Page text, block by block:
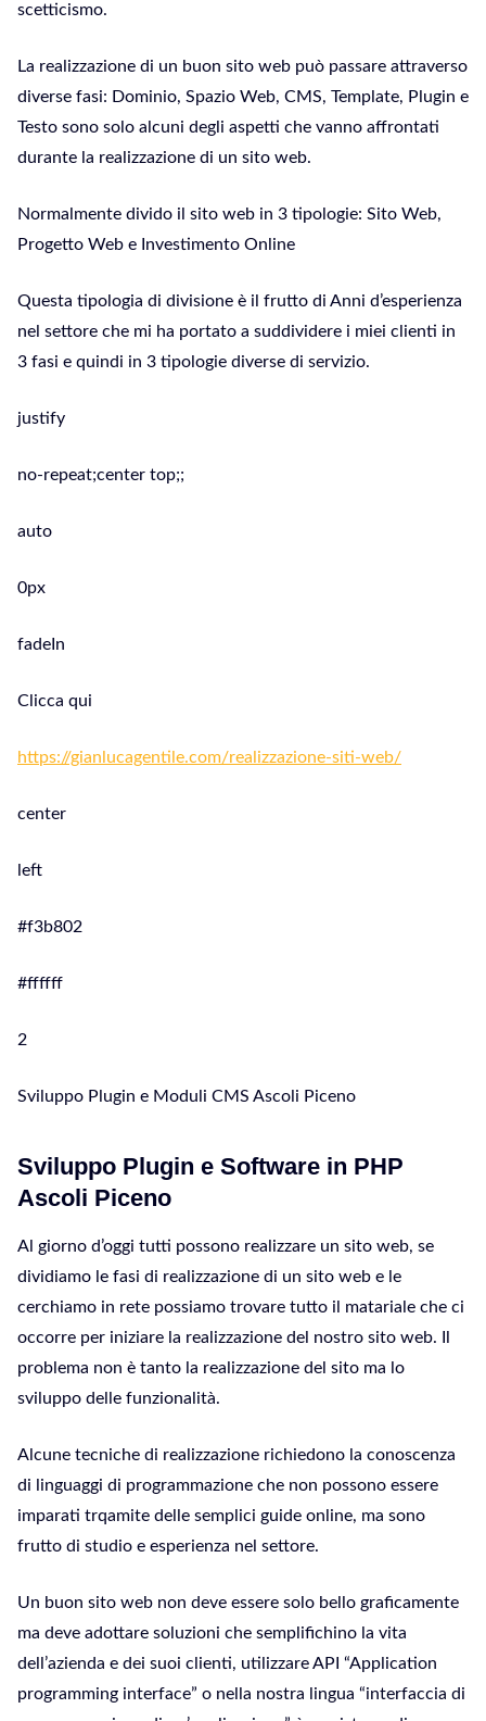
scetticismo.
La realizzazione di un buon sito web può passare attraverso
diverse fasi: Dominio, Spazio Web, CMS, Template, Plugin e
Testo sono solo alcuni degli aspetti che vanno affrontati
durante la realizzazione di un sito web.
Normalmente divido il sito web in 3 tipologie: Sito Web,
Progetto Web e Investimento Online
Questa tipologia di divisione è il frutto di Anni d’esperienza
nel settore che mi ha portato a suddividere i miei clienti in
3 fasi e quindi in 3 tipologie diverse di servizio.
justify
no-repeat;center top;;
auto
0px
fadeIn
Clicca qui
https://gianlucagentile.com/realizzazione-siti-web/
center
left
#f3b802
#ffffff
2
Sviluppo Plugin e Moduli CMS Ascoli Piceno
Sviluppo Plugin e Software in PHP
Ascoli Piceno
Al giorno d’oggi tutti possono realizzare un sito web, se
dividiamo le fasi di realizzazione di un sito web e le
cerchiamo in rete possiamo trovare tutto il matariale che ci
occorre per iniziare la realizzazione del nostro sito web. Il
problema non è tanto la realizzazione del sito ma lo
sviluppo delle funzionalità.
Alcune tecniche di realizzazione richiedono la conoscenza
di linguaggi di programmazione che non possono essere
imparati trqamite delle semplici guide online, ma sono
frutto di studio e esperienza nel settore.
Un buon sito web non deve essere solo bello graficamente
ma deve adottare soluzioni che semplifichino la vita
dell’azienda e dei suoi clienti, utilizzare API “Application
programming interface” o nella nostra lingua “interfaccia di